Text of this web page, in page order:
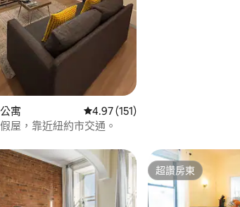
寓 從 151 則評價中獲得 4.97 的平均
4.97 (151)
屋，靠近紐約市交通。
超讚房東
超讚房東